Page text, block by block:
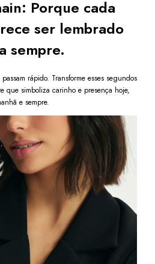
Porque cada
ser lembrado
sempre.
rápido. Transforme esses segundos
que simboliza carinho e presença hoje,
e sempre.